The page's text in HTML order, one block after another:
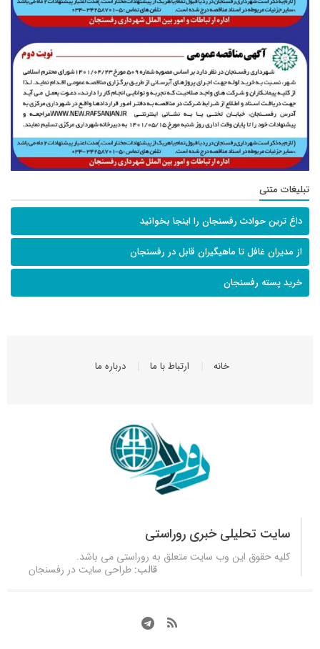
تبلیغات متنی
داغ ترین حوادث رفسنجان را اینجا بخوانید
از مدیران غافل تا ماهیگیران قابل در رفسنجان
خرید پسته رفسنجان
خانه ارتباط با ما درباره ما
سایت تحلیلی خبری روراستی
کلیه حقوق این وب سایت متعلق به روراستی می باشد.
قالب: طراحی سایت در رفسنجان